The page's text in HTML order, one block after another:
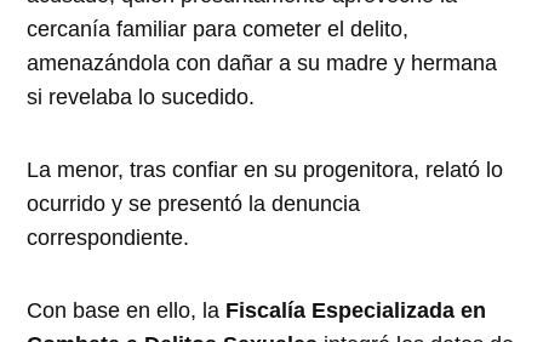
cercanía familiar para cometer el delito,
amenazándola con dañar a su madre y hermana
si revelaba lo sucedido.
La menor, tras confiar en su progenitora, relató lo
ocurrido y se presentó la denuncia
correspondiente.
Con base en ello, la Fiscalía Especializada en